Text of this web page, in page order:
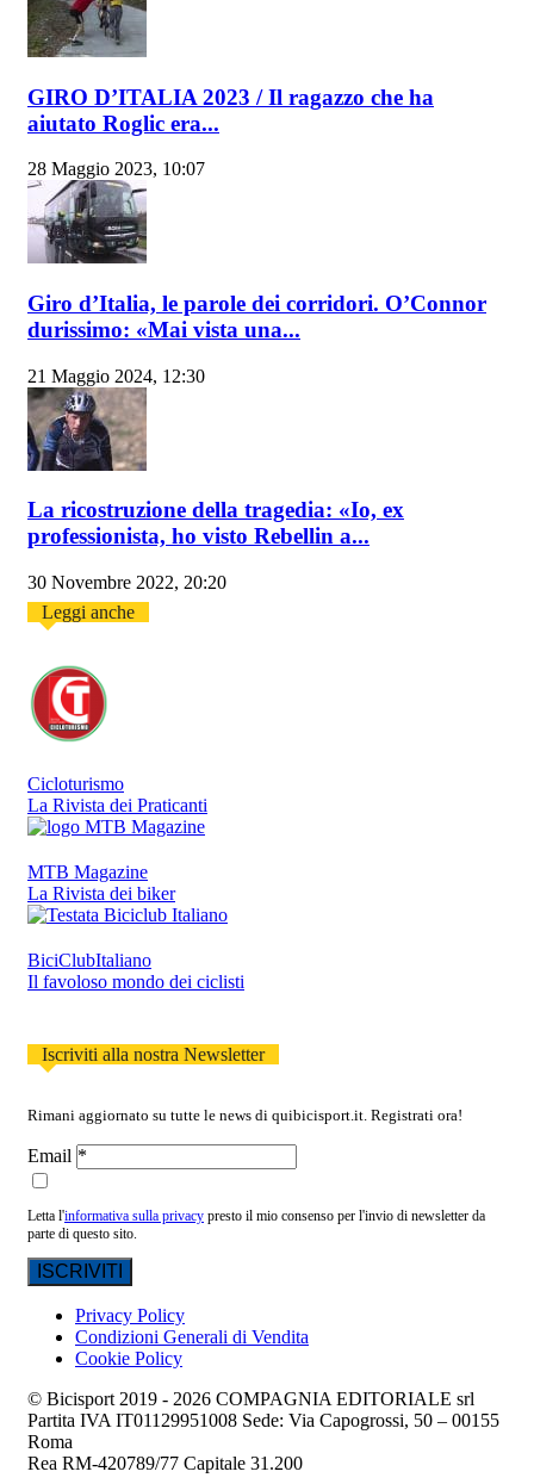
GIRO D’ITALIA 2023 / Il ragazzo che ha
aiutato Roglic era...
28 Maggio 2023, 10:07
Giro d’Italia, le parole dei corridori. O’Connor
durissimo: «Mai vista una...
21 Maggio 2024, 12:30
La ricostruzione della tragedia: «Io, ex
professionista, ho visto Rebellin a...
30 Novembre 2022, 20:20
Leggi anche
Cicloturismo
La Rivista dei Praticanti
MTB Magazine
La Rivista dei biker
BiciClubItaliano
Il favoloso mondo dei ciclisti
Iscriviti alla nostra Newsletter
Rimani aggiornato su tutte le news di quibicisport.it. Registrati ora!
Email
Letta l'informativa sulla privacy presto il mio consenso per l'invio di newsletter da
parte di questo sito.
Privacy Policy
Condizioni Generali di Vendita
Cookie Policy
© Bicisport 2019 - 2026 COMPAGNIA EDITORIALE srl
Partita IVA IT01129951008 Sede: Via Capogrossi, 50 – 00155
Roma
Rea RM-420789/77 Capitale 31.200